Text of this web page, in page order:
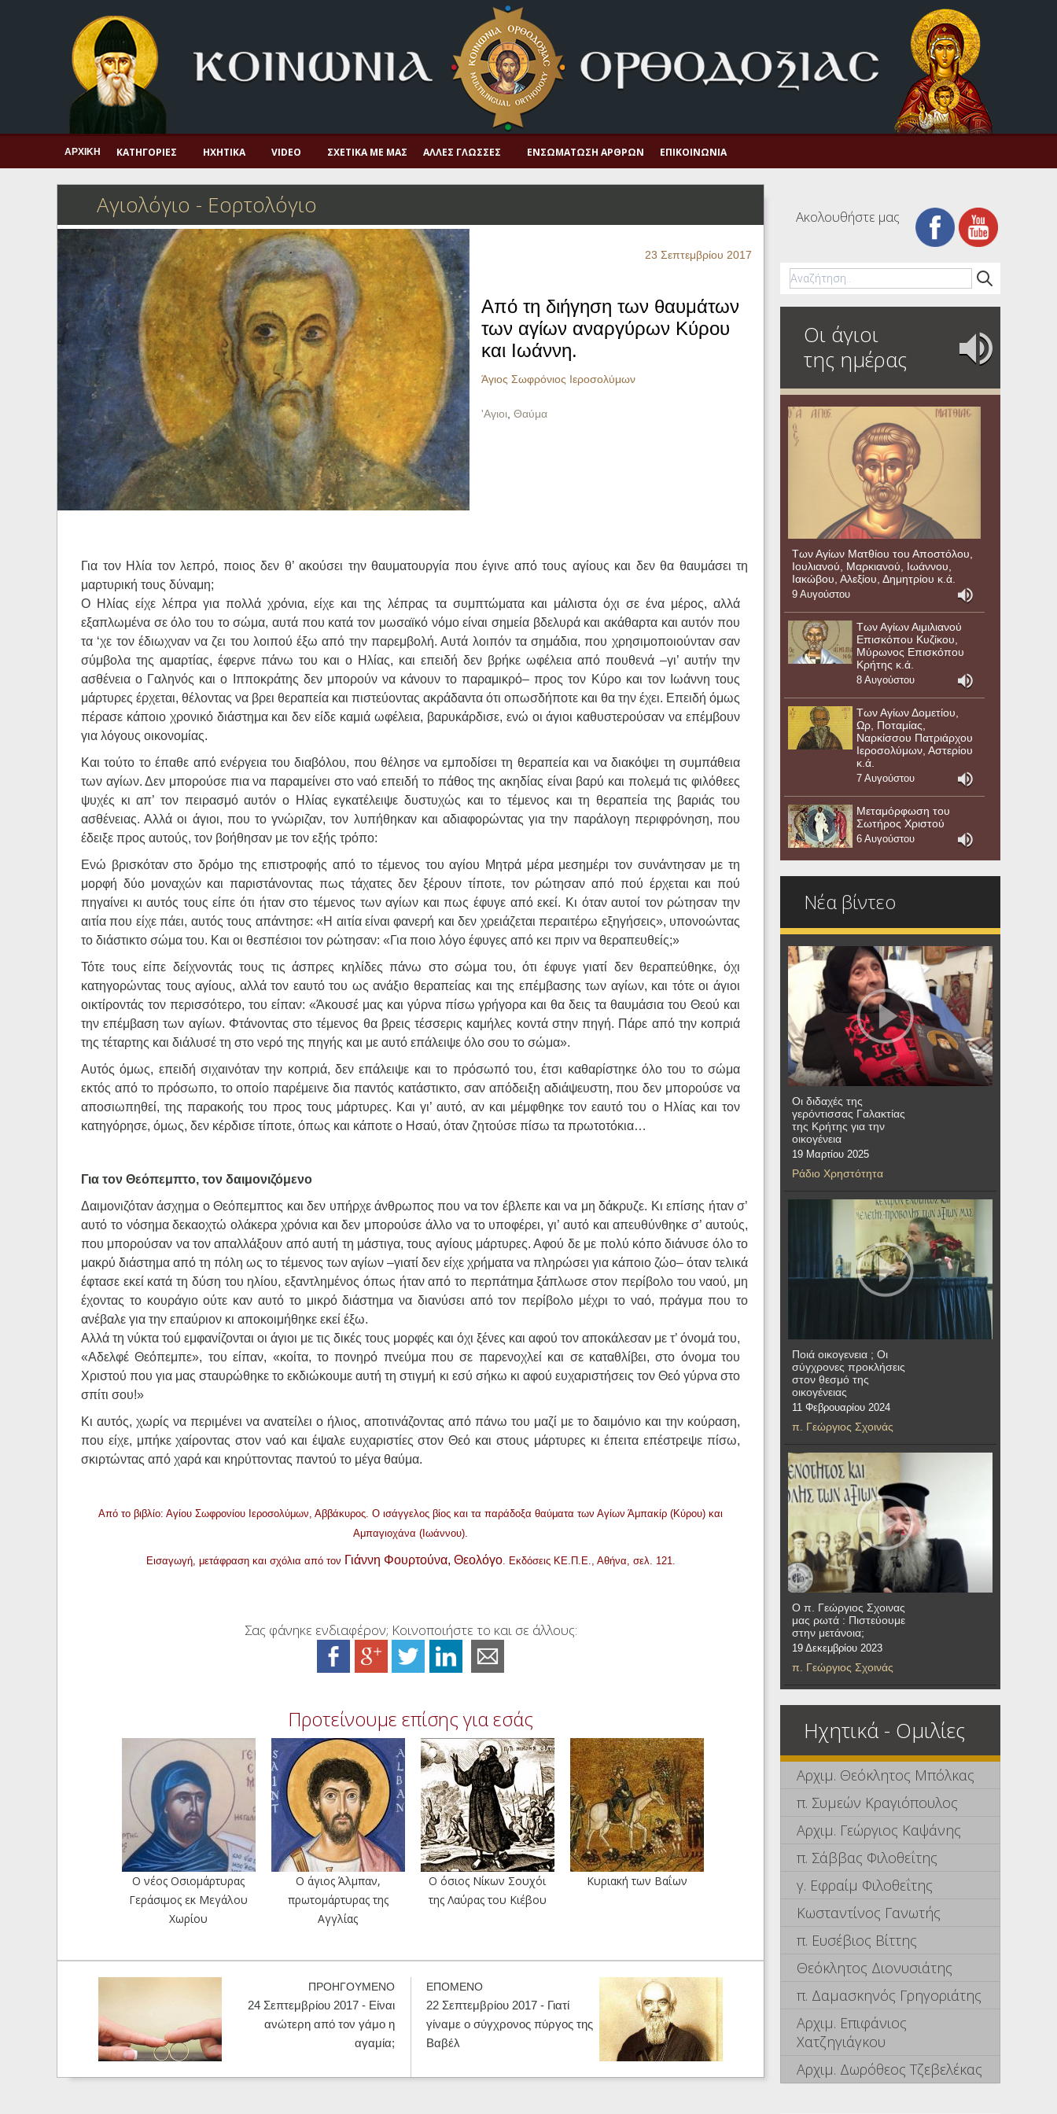
Πνευματική ζωή
Μαρτυρία και διδαχή
Λατρεία και προσευχή
Αγιολόγιο – Εορτολόγιο
Η πίστη στην εποχή μας
Ορθόδοξη οικογένεια
Ορθόδοξο προσκυνητάριο
Σκέψεις-προβληματισμοί
ΑΡΧΙΚΉ ΚΑΤΗΓΟΡΊΕΣ ΗΧΗΤΙΚΆ VIDEO ΣΧΕΤΙΚΆ ΜΕ ΜΑΣ ΆΛΛΕΣ ΓΛΏΣΣΕΣ ΕΝΣΩΜΆΤΩΣΗ ΆΡΘΡΩΝ ΕΠΙΚΟΙΝΩΝΊΑ
Αγιολόγιο - Εορτολόγιο
23 Σεπτεμβρίου 2017
Από τη διήγηση των θαυμάτων
των αγίων αναργύρων Κύρου
και Ιωάννη.
Άγιος Σωφρόνιος Ιεροσολύμων
'Αγιοι, Θαύμα
Για τον Ηλία τον λεπρό, ποιος δεν θ’ ακούσει την θαυματουργία που έγινε από τους αγίους και δεν θα θαυμάσει τη
μαρτυρική τους δύναμη;
Ο Ηλίας είχε λέπρα για πολλά χρόνια, είχε και της λέπρας τα συμπτώματα και μάλιστα όχι σε ένα μέρος, αλλά
εξαπλωμένα σε όλο του το σώμα, αυτά που κατά τον μωσαϊκό νόμο είναι σημεία βδελυρά και ακάθαρτα και αυτόν που
τα ‘χε τον έδιωχναν να ζει του λοιπού έξω από την παρεμβολή. Αυτά λοιπόν τα σημάδια, που χρησιμοποιούνταν σαν
σύμβολα της αμαρτίας, έφερνε πάνω του και ο Ηλίας, και επειδή δεν βρήκε ωφέλεια από πουθενά –γι’ αυτήν την
ασθένεια ο Γαληνός και ο Ιπποκράτης δεν μπορούν να κάνουν το παραμικρό– προς τον Κύρο και τον Ιωάννη τους
μάρτυρες έρχεται, θέλοντας να βρει θεραπεία και πιστεύοντας ακράδαντα ότι οπωσδήποτε και θα την έχει. Επειδή όμως
πέρασε κάποιο χρονικό διάστημα και δεν είδε καμιά ωφέλεια, βαρυκάρδισε, ενώ οι άγιοι καθυστερούσαν να επέμβουν
για λόγους οικονομίας.
Και τούτο το έπαθε από ενέργεια του διαβόλου, που θέλησε να εμποδίσει τη θεραπεία και να διακόψει τη συμπάθεια
των αγίων. Δεν μπορούσε πια να παραμείνει στο ναό επειδή το πάθος της ακηδίας είναι βαρύ και πολεμά τις φιλόθεες
ψυχές κι απ’ τον πειρασμό αυτόν ο Ηλίας εγκατέλειψε δυστυχώς και το τέμενος και τη θεραπεία της βαριάς του
ασθένειας. Αλλά οι άγιοι, που το γνώριζαν, τον λυπήθηκαν και αδιαφορώντας για την παράλογη περιφρόνηση, που
έδειξε προς αυτούς, τον βοήθησαν με τον εξής τρόπο:
Ενώ βρισκόταν στο δρόμο της επιστροφής από το τέμενος του αγίου Μητρά μέρα μεσημέρι τον συνάντησαν με τη
μορφή δύο μοναχών και παριστάνοντας πως τάχατες δεν ξέρουν τίποτε, τον ρώτησαν από πού έρχεται και πού
πηγαίνει κι αυτός τους είπε ότι ήταν στο τέμενος των αγίων και πως έφυγε από εκεί. Κι όταν αυτοί τον ρώτησαν την
αιτία που είχε πάει, αυτός τους απάντησε: «Η αιτία είναι φανερή και δεν χρειάζεται περαιτέρω εξηγήσεις», υπονοώντας
το διάστικτο σώμα του. Και οι θεσπέσιοι τον ρώτησαν: «Για ποιο λόγο έφυγες από κει πριν να θεραπευθείς;»
Τότε τους είπε δείχνοντάς τους τις άσπρες κηλίδες πάνω στο σώμα του, ότι έφυγε γιατί δεν θεραπεύθηκε, όχι
κατηγορώντας τους αγίους, αλλά τον εαυτό του ως ανάξιο θεραπείας και της επέμβασης των αγίων, και τότε οι άγιοι
οικτίροντάς τον περισσότερο, του είπαν: «Άκουσέ μας και γύρνα πίσω γρήγορα και θα δεις τα θαυμάσια του Θεού και
την επέμβαση των αγίων. Φτάνοντας στο τέμενος θα βρεις τέσσερις καμήλες κοντά στην πηγή. Πάρε από την κοπριά
της τέταρτης και διάλυσέ τη στο νερό της πηγής και με αυτό επάλειψε όλο σου το σώμα».
Αυτός όμως, επειδή σιχαινόταν την κοπριά, δεν επάλειψε και το πρόσωπό του, έτσι καθαρίστηκε όλο του το σώμα
εκτός από το πρόσωπο, το οποίο παρέμεινε δια παντός κατάστικτο, σαν απόδειξη αδιάψευστη, που δεν μπορούσε να
αποσιωπηθεί, της παρακοής του προς τους μάρτυρες. Και γι’ αυτό, αν και μέμφθηκε τον εαυτό του ο Ηλίας και τον
κατηγόρησε, όμως, δεν κέρδισε τίποτε, όπως και κάποτε ο Ησαύ, όταν ζητούσε πίσω τα πρωτοτόκια…
Για τον Θεόπεμπτο, τον δαιμονιζόμενο
Δαιμονιζόταν άσχημα ο Θεόπεμπτος και δεν υπήρχε άνθρωπος που να τον έβλεπε και να μη δάκρυζε. Κι επίσης ήταν σ’
αυτό το νόσημα δεκαοχτώ ολάκερα χρόνια και δεν μπορούσε άλλο να το υποφέρει, γι’ αυτό και απευθύνθηκε σ’ αυτούς,
που μπορούσαν να τον απαλλάξουν από αυτή τη μάστιγα, τους αγίους μάρτυρες. Αφού δε με πολύ κόπο διάνυσε όλο το
μακρύ διάστημα από τη πόλη ως το τέμενος των αγίων –γιατί δεν είχε χρήματα να πληρώσει για κάποιο ζώο– όταν τελικά
έφτασε εκεί κατά τη δύση του ηλίου, εξαντλημένος όπως ήταν από το περπάτημα ξάπλωσε στον περίβολο του ναού, μη
έχοντας το κουράγιο ούτε καν αυτό το μικρό διάστημα να διανύσει από τον περίβολο μέχρι το ναό, πράγμα που το
ανέβαλε για την επαύριον κι αποκοιμήθηκε εκεί έξω.
Αλλά τη νύκτα τού εμφανίζονται οι άγιοι με τις δικές τους μορφές και όχι ξένες και αφού τον αποκάλεσαν με τ’ όνομά του,
«Αδελφέ Θεόπεμπε», του είπαν, «κοίτα, το πονηρό πνεύμα που σε παρενοχλεί και σε καταθλίβει, στο όνομα του
Χριστού που για μας σταυρώθηκε το εκδιώκουμε αυτή τη στιγμή κι εσύ σήκω κι αφού ευχαριστήσεις τον Θεό γύρνα στο
σπίτι σου!»
Κι αυτός, χωρίς να περιμένει να ανατείλει ο ήλιος, αποτινάζοντας από πάνω του μαζί με το δαιμόνιο και την κούραση,
που είχε, μπήκε χαίροντας στον ναό και έψαλε ευχαριστίες στον Θεό και στους μάρτυρες κι έπειτα επέστρεψε πίσω,
σκιρτώντας από χαρά και κηρύττοντας παντού το μέγα θαύμα.
Από το βιβλίο: Αγίου Σωφρονίου Ιεροσολύμων, Αββάκυρος. Ο ισάγγελος βίος και τα παράδοξα θαύματα των Αγίων Άμπακίρ (Κύρου) και
Αμπαγιοχάνα (Ιωάννου).
Εισαγωγή, μετάφραση και σχόλια από τον Γιάννη Φουρτούνα, Θεολόγο. Εκδόσεις ΚΕ.Π.Ε., Αθήνα, σελ. 121.
Σας φάνηκε ενδιαφέρον; Κοινοποιήστε το και σε άλλους:
Προτείνουμε επίσης για εσάς
O νέος Οσιομάρτυρας
Γεράσιμος εκ Μεγάλου
Χωρίου
Ο άγιος Άλμπαν,
πρωτομάρτυρας της
Αγγλίας
Ο όσιος Νίκων Σουχόι
της Λαύρας του Κιέβου
Κυριακή των Βαΐων
ΠΡΟΗΓΟΥΜΕΝΟ
24 Σεπτεμβρίου 2017 - Eίναι
ανώτερη από τον γάμο η
αγαμία;
ΕΠΟΜΕΝΟ
22 Σεπτεμβρίου 2017 - Γιατί
γίναμε ο σύγχρονος πύργος της
Βαβέλ
Ακολουθήστε μας
Οι άγιοι
της ημέρας
Των Αγίων Ματθίου του Αποστόλου,
Ιουλιανού, Μαρκιανού, Ιωάννου,
Ιακώβου, Αλεξίου, Δημητρίου κ.ά.
9 Αυγούστου
Των Αγίων Αιμιλιανού
Επισκόπου Κυζίκου,
Μύρωνος Επισκόπου
Κρήτης κ.ά.
8 Αυγούστου
Των Αγίων Δομετίου,
Ωρ, Ποταμίας,
Ναρκίσσου Πατριάρχου
Ιεροσολύμων, Αστερίου
κ.ά.
7 Αυγούστου
Μεταμόρφωση του
Σωτήρος Χριστού
6 Αυγούστου
Νέα βίντεο
Οι διδαχές της
γερόντισσας Γαλακτίας
της Κρήτης για την
οικογένεια
19 Μαρτίου 2025
Ράδιο Χρηστότητα
Ποιά οικογενεια ; Οι
σύγχρονες προκλήσεις
στον θεσμό της
οικογένειας
11 Φεβρουαρίου 2024
π. Γεώργιος Σχοινάς
Ο π. Γεώργιος Σχοινας
μας ρωτά : Πιστεύουμε
στην μετάνοια;
19 Δεκεμβρίου 2023
π. Γεώργιος Σχοινάς
Ηχητικά - Ομιλίες
Αρχιμ. Θεόκλητος Μπόλκας
π. Συμεών Κραγιόπουλος
Αρχιμ. Γεώργιος Καψάνης
π. Σάββας Φιλοθεΐτης
γ. Εφραίμ Φιλοθεΐτης
Κωσταντίνος Γανωτής
π. Ευσέβιος Βίττης
Θεόκλητος Διονυσιάτης
π. Δαμασκηνός Γρηγοριάτης
Αρχιμ. Επιφάνιος
Χατζηγιάγκου
Αρχιμ. Δωρόθεος Τζεβελέκας